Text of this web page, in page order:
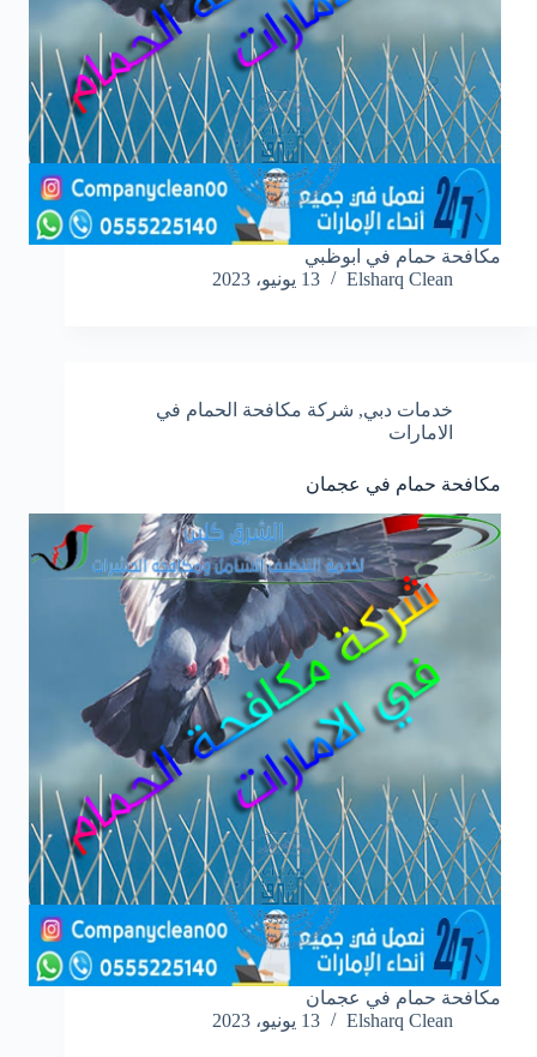
مكافحة حمام في ابوظبي
Elsharq Clean
13 يونيو، 2023
خدمات دبي, شركة مكافحة الحمام في
الامارات
مكافحة حمام في عجمان
مكافحة حمام في عجمان
Elsharq Clean
13 يونيو، 2023